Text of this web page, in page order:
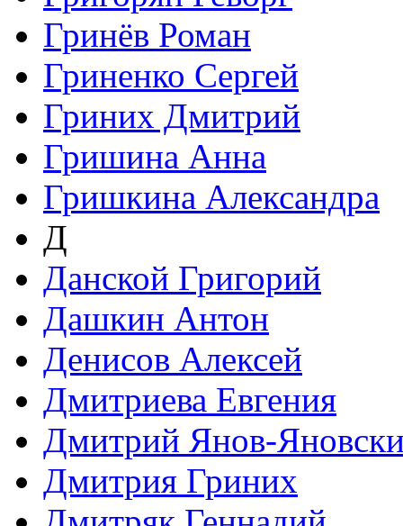
Гринёв Роман
Гриненко Сергей
Гриних Дмитрий
Гришина Анна
Гришкина Александра
Д
Данской Григорий
Дашкин Антон
Денисов Алексей
Дмитриева Евгения
Дмитрий Янов-
Дмитрия Гриних